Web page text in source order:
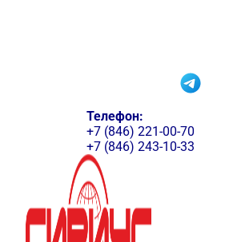
Телефон:
+7 (846) 221-00-70
+7 (846) 243-10-33